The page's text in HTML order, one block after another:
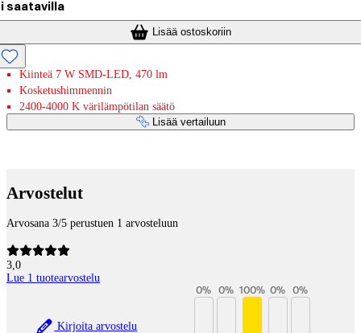
saatavilla
Lisää ostoskoriin
Kiinteä 7 W SMD-LED, 470 lm
Kosketushimmennin
2400-4000 K värilämpötilan säätö
Lisää vertailuun
Arvostelut
Arvosana 3/5 perustuen 1 arvosteluun
3,0
Lue 1 tuotearvostelu
Kirjoita arvostelu
0% 0% 100% 0% 0%